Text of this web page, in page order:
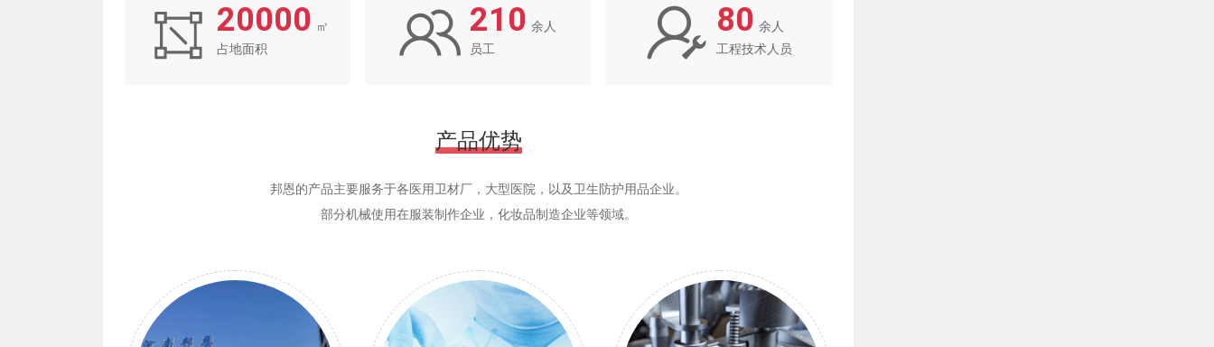
20000 ㎡
占地面积
210 余人
员工
80 余人
工程技术人员
产品优势
邦恩的产品主要服务于各医用卫材厂，大型医院，以及卫生防护用品企业。
部分机械使用在服装制作企业，化妆品制造企业等领域。